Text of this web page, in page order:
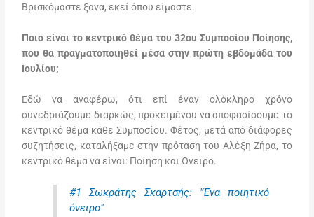
Βρισκόμαστε ξανά, εκεί όπου είμαστε.
Ποιο είναι το κεντρικό θέμα του 32ου Συμποσίου Ποίησης,
που θα πραγματοποιηθεί μέσα στην πρώτη εβδομάδα του
Ιουλίου;
Εδώ να αναφέρω, ότι επί έναν ολόκληρο χρόνο
συνεδριάζουμε διαρκώς, προκειμένου να αποφασίσουμε το
κεντρικό θέμα κάθε Συμποσίου. Φέτος, μετά από διάφορες
συζητήσεις, καταλήξαμε στην πρόταση του Αλέξη Ζήρα, το
κεντρικό θέμα να είναι: Ποίηση και Όνειρο.
#1 Σωκράτης Σκαρτσής: "Ένα ποιητικό
όνειρο"